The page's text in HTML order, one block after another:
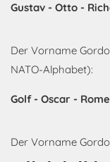
Gustav - Otto -
Der Vorname
NATO-Alphabet):
Golf - Oscar -
Der Vorname